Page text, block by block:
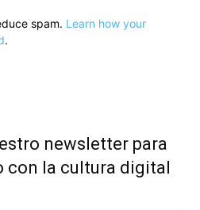
spam. Learn how your
.
newsletter para
con la cultura digital